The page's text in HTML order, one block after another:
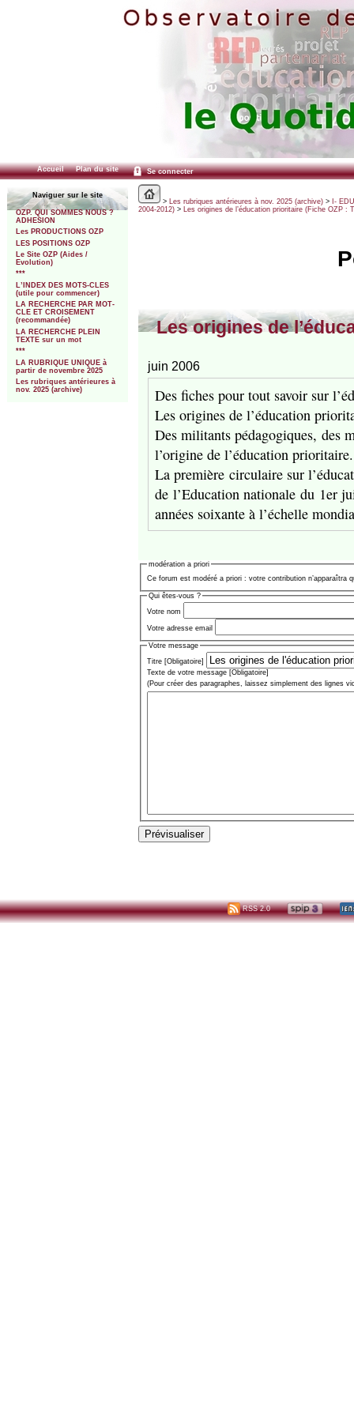
Accueil Plan du site Se connecter
Naviguer sur le site
OZP. QUI SOMMES NOUS ?
ADHESION
Les PRODUCTIONS OZP
LES POSITIONS OZP
Le Site OZP (Aides /
Evolution)
***
L’INDEX DES MOTS-CLES
(utile pour commencer)
LA RECHERCHE PAR MOT-
CLE ET CROISEMENT
(recommandée)
LA RECHERCHE PLEIN
TEXTE sur un mot
***
LA RUBRIQUE UNIQUE à
partir de novembre 2025
Les rubriques antérieures à
nov. 2025 (archive)
> Les rubriques antérieures à nov. 2025 (archive)> I-
2004-2012)> Les origines de l’éducation prioritaire (Fiche OZP :
Les origines de
juin 2006
Des fiches pour tout savoir sur
Les origines de l’éducation
Des militants pédagogiques, des
l’origine de l’éducation prioritaire.
La première circulaire sur
de l’Education nationale du 1er
années soixante à l’échelle
modération a priori
Ce forum est modéré a priori : votre contribution n’apparaîtra
Qui êtes-vous ?
Votre nom
Votre adresse email
Votre message
Titre [Obligatoire]
Texte de votre message [Obligatoire]
(Pour créer des paragraphes, laissez simplement des lignes
RSS 2.0